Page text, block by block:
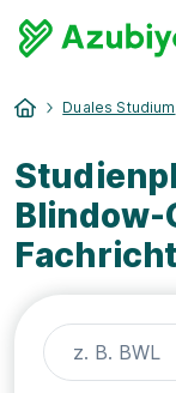
Duales Studium
Blindow-